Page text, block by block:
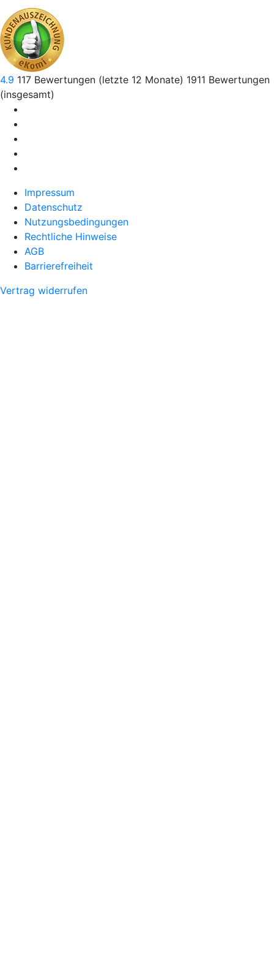
4.9 117 Bewertungen (letzte 12 Monate) 1911 Bewertungen
(insgesamt)
Impressum
Datenschutz
Nutzungsbedingungen
Rechtliche Hinweise
AGB
Barrierefreiheit
Vertrag widerrufen